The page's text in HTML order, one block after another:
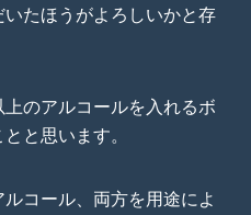
たほうがよろしいかと存
のアルコールを入れるボ
と思います。
コール、両方を用途によ